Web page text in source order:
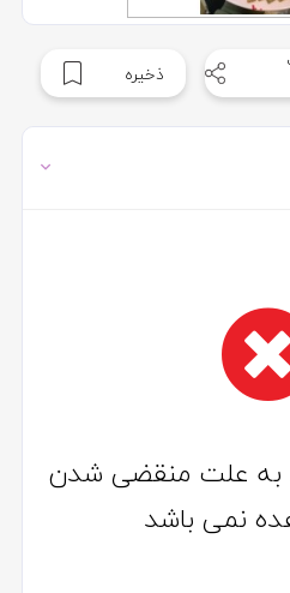
ذخیره
به علت منقضی شدن
نمی باشد